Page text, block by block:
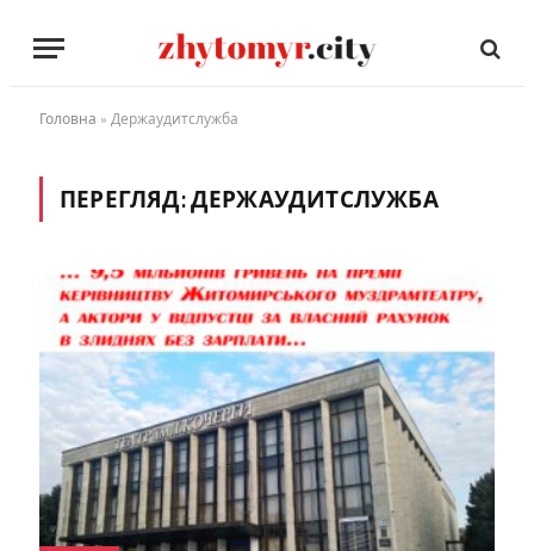
Головна » Держаудитслужба
ПЕРЕГЛЯД:ДЕРЖАУДИТСЛУЖБА